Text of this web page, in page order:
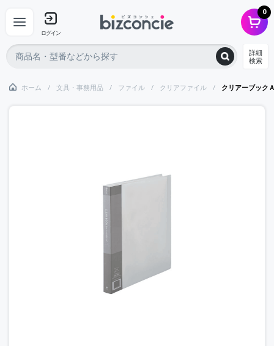
ログイン
0
詳細
検索
ホーム 文具・事務用品 ファイル クリアファイル クリアーブッ